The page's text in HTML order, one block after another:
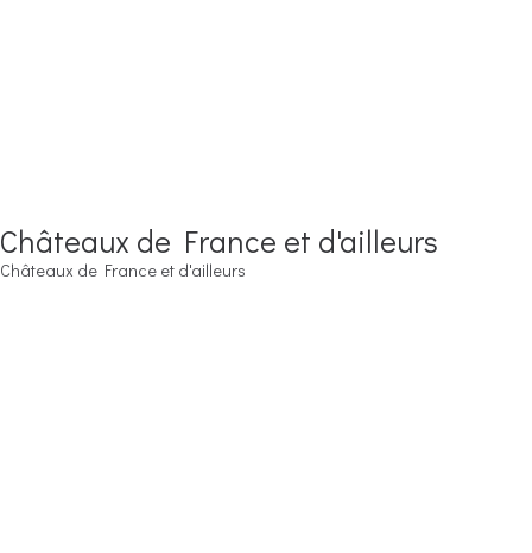
Châteaux de France et d'ailleurs
Châteaux de France et d'ailleurs